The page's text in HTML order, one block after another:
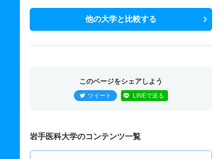
他の大学と比較する
このページをシェアしよう
ツイート LINEで送る
岩手医科大学のコンテンツ一覧